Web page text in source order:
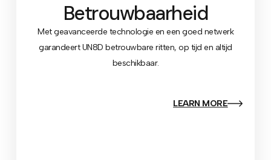
Betrouwbaarheid
Met geavanceerde technologie en een goed netwerk
garandeert UN8D betrouwbare ritten, op tijd en altijd
beschikbaar.
LEARN MORE